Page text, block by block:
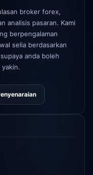
3d
kini
broker forex,
analisis pasaran. Kami
berpengalaman
selia berdasarkan
anda boleh